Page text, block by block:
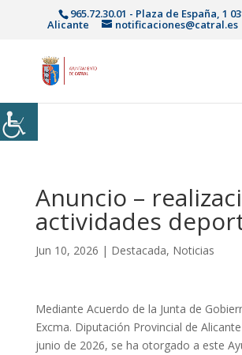
965.72.30.01 - Plaza de España, 1
Alicante notificaciones@catral.es
Anuncio –
actividades
Jun 10, 2026 | Destacada, Noticias
Mediante Acuerdo de la Junta de
Excma. Diputación Provincial de
junio de 2026, se ha otorgado a este